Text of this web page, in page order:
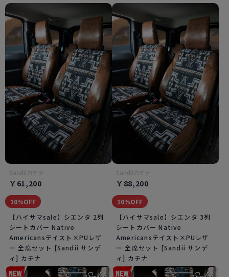
Sandiiカチナ
￥61,200
10％OFF
【ハイサマsale】シエンタ 2列
シートカバー Native
Americansテイスト×PUレザ
ー 全席セット [Sandii サンデ
ィ] カチナ
Sandiiカチナ
￥88,200
10％OFF
【ハイサマsale】シエンタ 3列
シートカバー Native
Americansテイスト×PUレザ
ー 全席セット [Sandii サンデ
ィ] カチナ